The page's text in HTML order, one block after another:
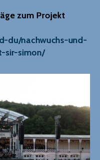
zum Projekt
du/nachwuchs-und-
sir-simon/